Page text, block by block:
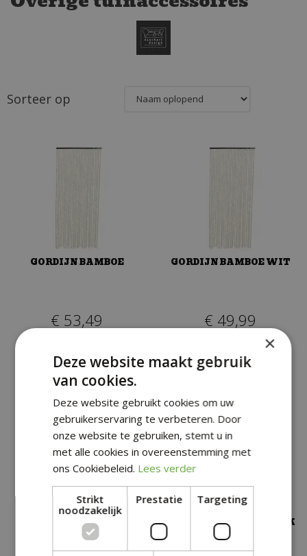
Sorteer op
GORDIJN BAMBOE
€ 53,49
GORDIJN BAMBOE WIT
€ 49,99
MODDERKEUKEN VERHOOGDE KWEEKBAK
×
Deze website maakt gebruik
van cookies.
Deze website gebruikt cookies om uw
gebruikerservaring te verbeteren. Door
onze website te gebruiken, stemt u in
met alle cookies in overeenstemming met
ons Cookiebeleid. Lees verder
Strikt
noodzakelijk
Prestatie Targeting